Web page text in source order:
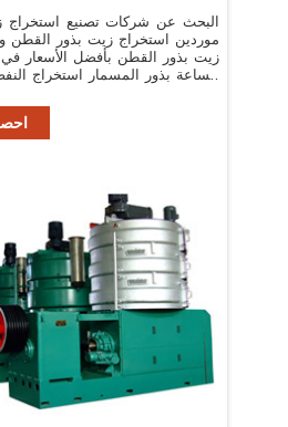
البحث عن شركات تصنيع استخراج
موردين استخراج زيت بذور القطن
الساعة بذور المسمار استخراج